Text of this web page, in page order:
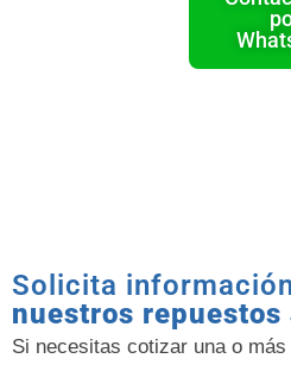
Solicita
nuestros repuestos
Si necesitas cotizar una o más